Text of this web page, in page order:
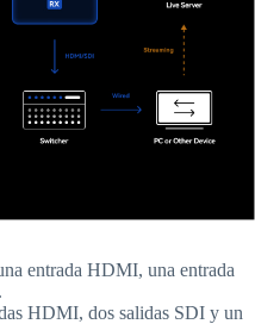
entrada HDMI, una entrada
HDMI, dos salidas SDI y un